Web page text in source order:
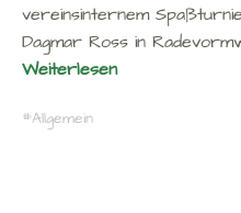
vereinsinternem
Dagmar Ross in
Weiterlesen
Allgemein